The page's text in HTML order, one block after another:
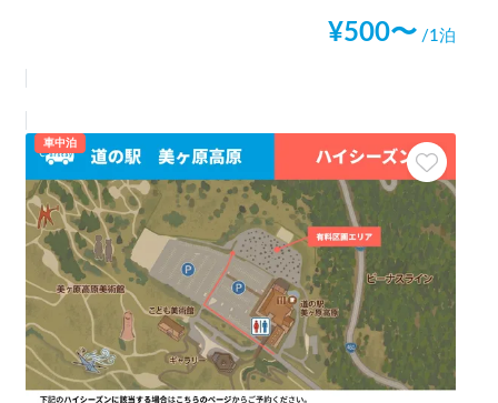
¥500〜 /1泊
車中泊